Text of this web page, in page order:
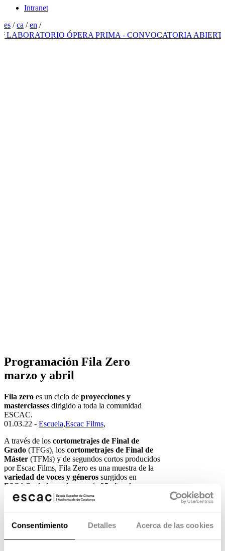
Consentimiento Detalles Acerca de las cookies
Intranet
es /ca /en /
ÓPERA PRIMA - CONVOCATORIA ABIERTA
Programación Fila Zero
marzo y abril
Fila zero es un ciclo de proyecciones y
masterclasses dirigido a toda la comunidad
ESCAC.
01.03.22 - Escuela,Escac Films,
A través de los cortometrajes de Final de
Grado (TFGs), los cortometrajes de Final de
Máster (TFMs) y de segundos cortos producidos
por Escac Films, Fila Zero es una muestra de la
variedad de voces y géneros surgidos en
ESCAC a lo largo de sus más 25 años de
existencia.
Además, durante el mes de marzo recibiremos la
visita de personalidades de la industria que
vendrán a compartir con los alumnos de ESCAC
su larga experiencia y trayectoria.